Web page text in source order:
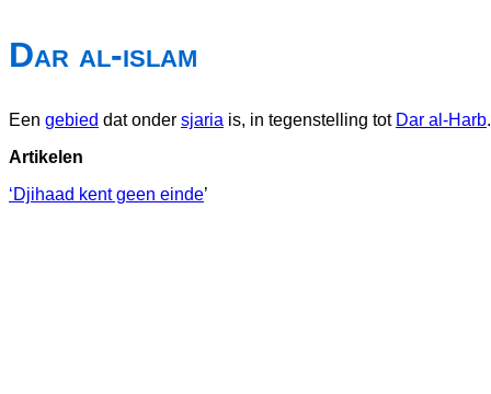
Dar al-islam
Een gebied dat onder sjaria is, in tegenstelling tot Dar al-Harb.
Artikelen
‘Djihaad kent geen einde’